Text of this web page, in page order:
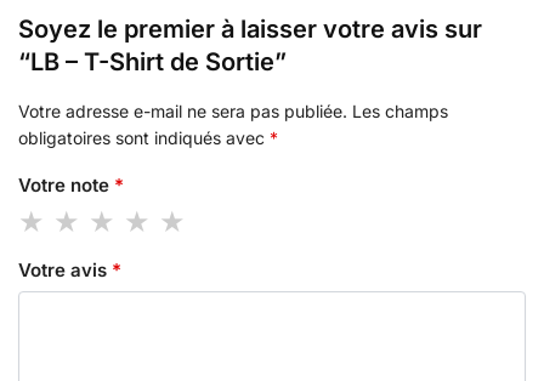
Soyez le premier à laisser votre avis sur
“LB – T-Shirt de Sortie”
Votre adresse e-mail ne sera pas publiée. Les champs
obligatoires sont indiqués avec *
Votre note *
Votre avis *